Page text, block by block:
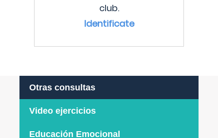
club.
Identificate
Otras consultas
Video ejercicios
Educación Emocional